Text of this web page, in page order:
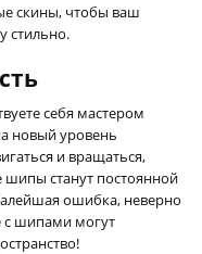
скины, чтобы ваш
стильно.
себя мастером
новый уровень
и вращаться,
станут постоянной
ошибка, неверно
с шипами могут